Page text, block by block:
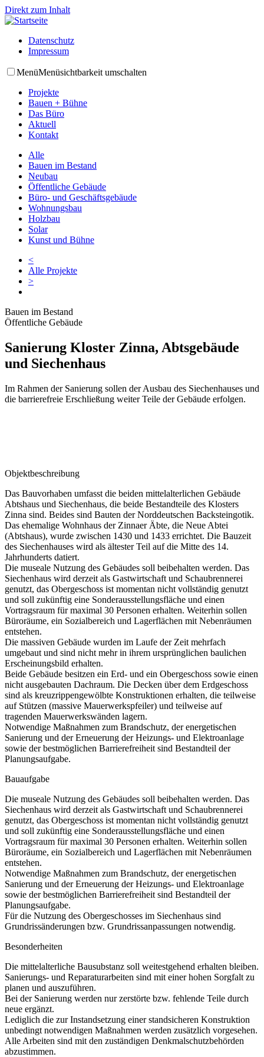
Direkt zum Inhalt
Datenschutz
Impressum
MenüMenüsichtbarkeit umschalten
Projekte
Bauen + Bühne
Das Büro
Aktuell
Kontakt
Alle
Bauen im Bestand
Neubau
Öffentliche Gebäude
Büro- und Geschäftsgebäude
Wohnungsbau
Holzbau
Solar
Kunst und Bühne
<
Alle Projekte
>
Bauen im Bestand
Öffentliche Gebäude
Sanierung Kloster Zinna, Abtsgebäude
und Siechenhaus
Im Rahmen der Sanierung sollen der Ausbau des Siechenhauses und
die barrierefreie Erschließung weiter Teile der Gebäude erfolgen.
Objektbeschreibung
Das Bauvorhaben umfasst die beiden mittelalterlichen Gebäude
Abtshaus und Siechenhaus, die beide Bestandteile des Klosters
Zinna sind. Beides sind Bauten der Norddeutschen Backsteingotik.
Das ehemalige Wohnhaus der Zinnaer Äbte, die Neue Abtei
(Abtshaus), wurde zwischen 1430 und 1433 errichtet. Die Bauzeit
des Siechenhauses wird als ältester Teil auf die Mitte des 14.
Jahrhunderts datiert.
Die museale Nutzung des Gebäudes soll beibehalten werden. Das
Siechenhaus wird derzeit als Gastwirtschaft und Schaubrennerei
genutzt, das Obergeschoss ist momentan nicht vollständig genutzt
und soll zukünftig eine Sonderausstellungsfläche und einen
Vortragsraum für maximal 30 Personen erhalten. Weiterhin sollen
Büroräume, ein Sozialbereich und Lagerflächen mit Nebenräumen
entstehen.
Die massiven Gebäude wurden im Laufe der Zeit mehrfach
umgebaut und sind nicht mehr in ihrem ursprünglichen baulichen
Erscheinungsbild erhalten.
Beide Gebäude besitzen ein Erd- und ein Obergeschoss sowie einen
nicht ausgebauten Dachraum. Die Decken über dem Erdgeschoss
sind als kreuzrippengewölbte Konstruktionen erhalten, die teilweise
auf Stützen (massive Mauerwerkspfeiler) und teilweise auf
tragenden Mauerwerkswänden lagern.
Notwendige Maßnahmen zum Brandschutz, der energetischen
Sanierung und der Erneuerung der Heizungs- und Elektroanlage
sowie der bestmöglichen Barrierefreiheit sind Bestandteil der
Planungsaufgabe.
Bauaufgabe
Die museale Nutzung des Gebäudes soll beibehalten werden. Das
Siechenhaus wird derzeit als Gastwirtschaft und Schaubrennerei
genutzt, das Obergeschoss ist momentan nicht vollständig genutzt
und soll zukünftig eine Sonderausstellungsfläche und einen
Vortragsraum für maximal 30 Personen erhalten. Weiterhin sollen
Büroräume, ein Sozialbereich und Lagerflächen mit Nebenräumen
entstehen.
Notwendige Maßnahmen zum Brandschutz, der energetischen
Sanierung und der Erneuerung der Heizungs- und Elektroanlage
sowie der bestmöglichen Barrierefreiheit sind Bestandteil der
Planungsaufgabe.
Für die Nutzung des Obergeschosses im Siechenhaus sind
Grundrissänderungen bzw. Grundrissanpassungen notwendig.
Besonderheiten
Die mittelalterliche Bausubstanz soll weitestgehend erhalten bleiben.
Sanierungs- und Reparaturarbeiten sind mit einer hohen Sorgfalt zu
planen und auszuführen.
Bei der Sanierung werden nur zerstörte bzw. fehlende Teile durch
neue ergänzt.
Lediglich die zur Instandsetzung einer standsicheren Konstruktion
unbedingt notwendigen Maßnahmen werden zusätzlich vorgesehen.
Alle Arbeiten sind mit den zuständigen Denkmalschutzbehörden
abzustimmen.